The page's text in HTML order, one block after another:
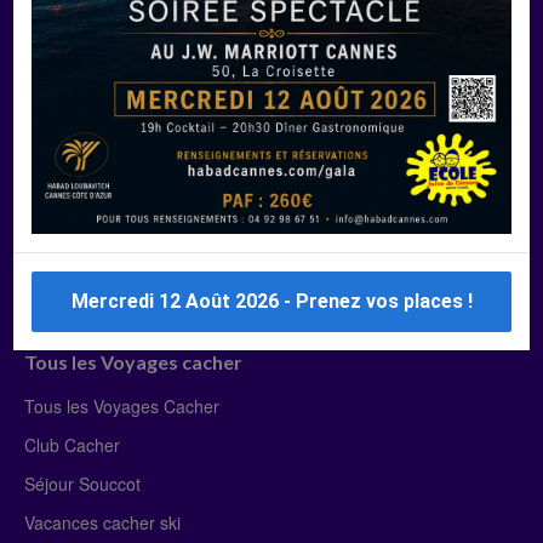
Manger Cacher
Liste des restaurants cacher
Restaurants cacher à Paris
Restaurants cacher à Deauville
Restaurants cacher à Lyon
Restaurants cacher à Marseille
Restaurants cacher Dubaï
Tous les Voyages cacher
Tous les Voyages Cacher
Club Cacher
Séjour Souccot
Vacances cacher ski
Mercredi 12 Août 2026 - Prenez vos places !